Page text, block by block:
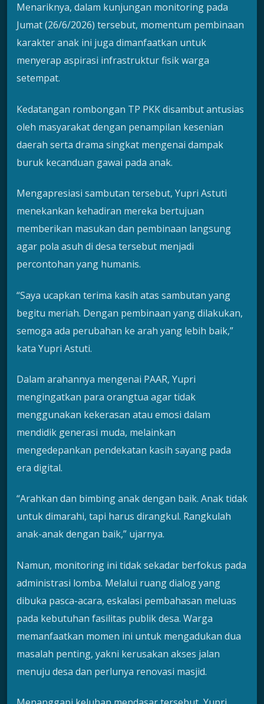
Menariknya, dalam kunjungan monitoring pada
Jumat (26/6/2026) tersebut, momentum pembinaan
karakter anak ini juga dimanfaatkan untuk
menyerap aspirasi infrastruktur fisik warga
setempat.
Kedatangan rombongan TP PKK disambut antusias
oleh masyarakat dengan penampilan kesenian
daerah serta drama singkat mengenai dampak
buruk kecanduan gawai pada anak.
Mengapresiasi sambutan tersebut, Yupri Astuti
menekankan kehadiran mereka bertujuan
memberikan masukan dan pembinaan langsung
agar pola asuh di desa tersebut menjadi
percontohan yang humanis.
“Saya ucapkan terima kasih atas sambutan yang
begitu meriah. Dengan pembinaan yang dilakukan,
semoga ada perubahan ke arah yang lebih baik,”
kata Yupri Astuti.
Dalam arahannya mengenai PAAR, Yupri
mengingatkan para orangtua agar tidak
menggunakan kekerasan atau emosi dalam
mendidik generasi muda, melainkan
mengedepankan pendekatan kasih sayang pada
era digital.
“Arahkan dan bimbing anak dengan baik. Anak tidak
untuk dimarahi, tapi harus dirangkul. Rangkulah
anak-anak dengan baik,” ujarnya.
Namun, monitoring ini tidak sekadar berfokus pada
administrasi lomba. Melalui ruang dialog yang
dibuka pasca-acara, eskalasi pembahasan meluas
pada kebutuhan fasilitas publik desa. Warga
memanfaatkan momen ini untuk mengadukan dua
masalah penting, yakni kerusakan akses jalan
menuju desa dan perlunya renovasi masjid.